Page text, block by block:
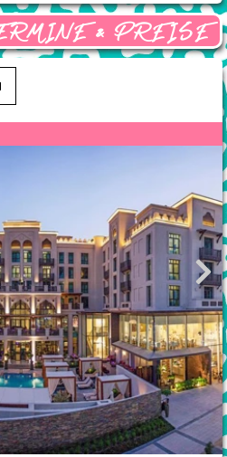
& PREISE